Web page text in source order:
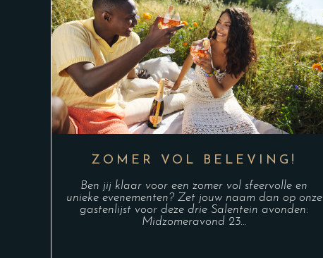
ZOMER VOL BELEVING!
Ben jij klaar voor een zomer vol sfeervolle en
unieke evenementen? Zet jouw naam dan op onze
gastenlijst voor deze drie Salentein avonden:
Midzomeravond 23…